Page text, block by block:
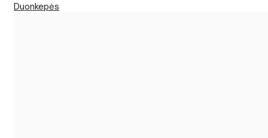
Duonkepės